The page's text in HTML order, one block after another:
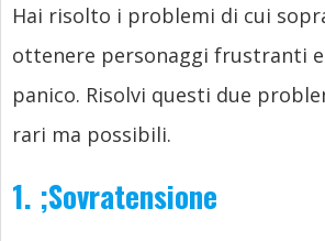
Hai risolto i problemi di cui
ottenere personaggi frustranti
panico. Risolvi questi due
rari ma possibili.
1. ;Sovratensione